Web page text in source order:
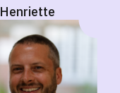
Henriette